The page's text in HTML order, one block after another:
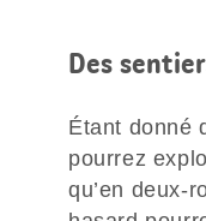
Des
Étant donné
pourrez
qu’en deux-